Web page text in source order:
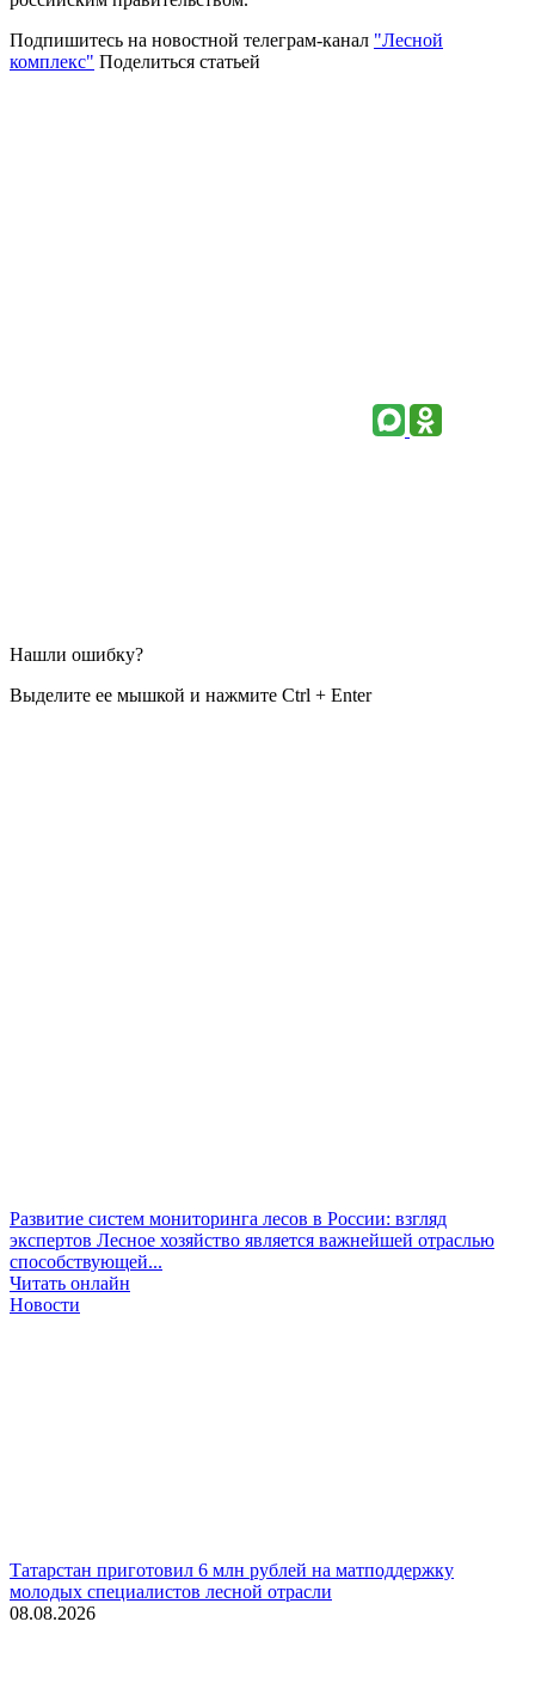
Подпишитесь на новостной телеграм-канал "Лесной
комплекс" Поделиться статьей
Нашли ошибку?
Выделите ее мышкой и нажмите Ctrl + Enter
Развитие систем мониторинга лесов в России: взгляд
экспертов Лесное хозяйство является важнейшей отраслью
способствующей...
Читать онлайн
Новости
Татарстан приготовил 6 млн рублей на матподдержку
молодых специалистов лесной отрасли
08.08.2026